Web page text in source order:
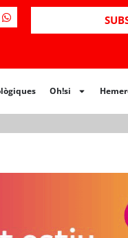
Oh!si
Hemeroteca